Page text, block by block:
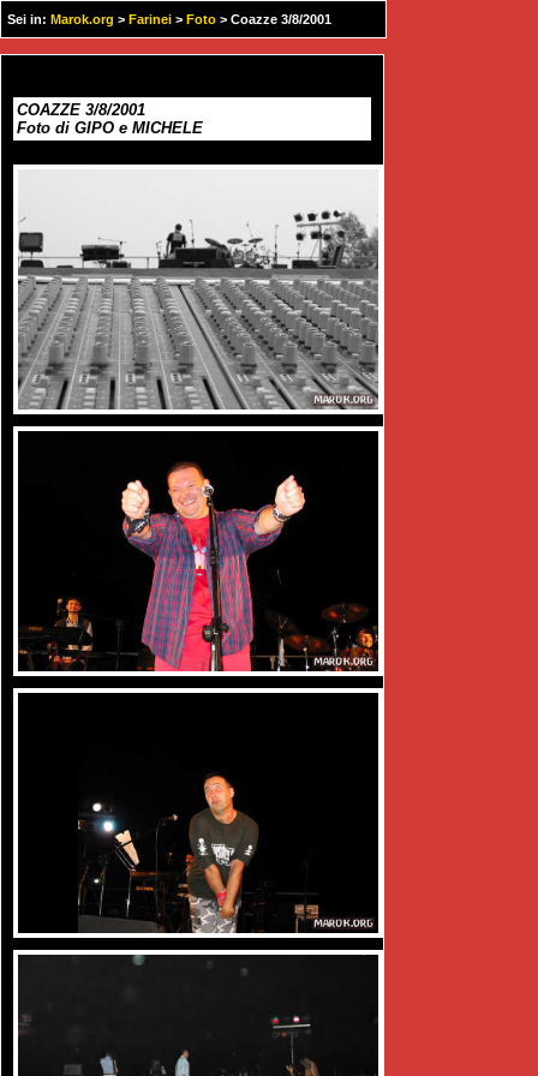
Sei in: Marok.org > Farinei > Foto > Coazze 3/8/2001
COAZZE 3/8/2001
Foto di GIPO e MICHELE